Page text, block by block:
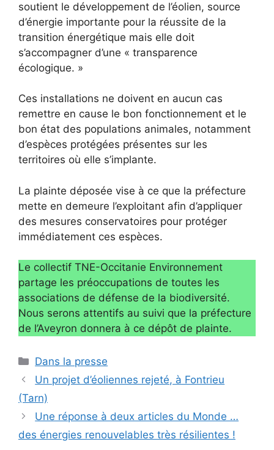
soutient le développement de l’éolien, source
d’énergie importante pour la réussite de la
transition énergétique mais elle doit
s’accompagner d’une « transparence
écologique. »
Ces installations ne doivent en aucun cas
remettre en cause le bon fonctionnement et le
bon état des populations animales, notamment
d’espèces protégées présentes sur les
territoires où elle s’implante.
La plainte déposée vise à ce que la préfecture
mette en demeure l’exploitant afin d’appliquer
des mesures conservatoires pour protéger
immédiatement ces espèces.
Le collectif TNE-Occitanie Environnement
partage les préoccupations de toutes les
associations de défense de la biodiversité.
Nous serons attentifs au suivi que la préfecture
de l’Aveyron donnera à ce dépôt de plainte.
Catégories
Dans la presse
Un projet d’éoliennes rejeté, à Fontrieu
(Tarn)
Une réponse à deux articles du Monde …
des énergies renouvelables très résilientes !